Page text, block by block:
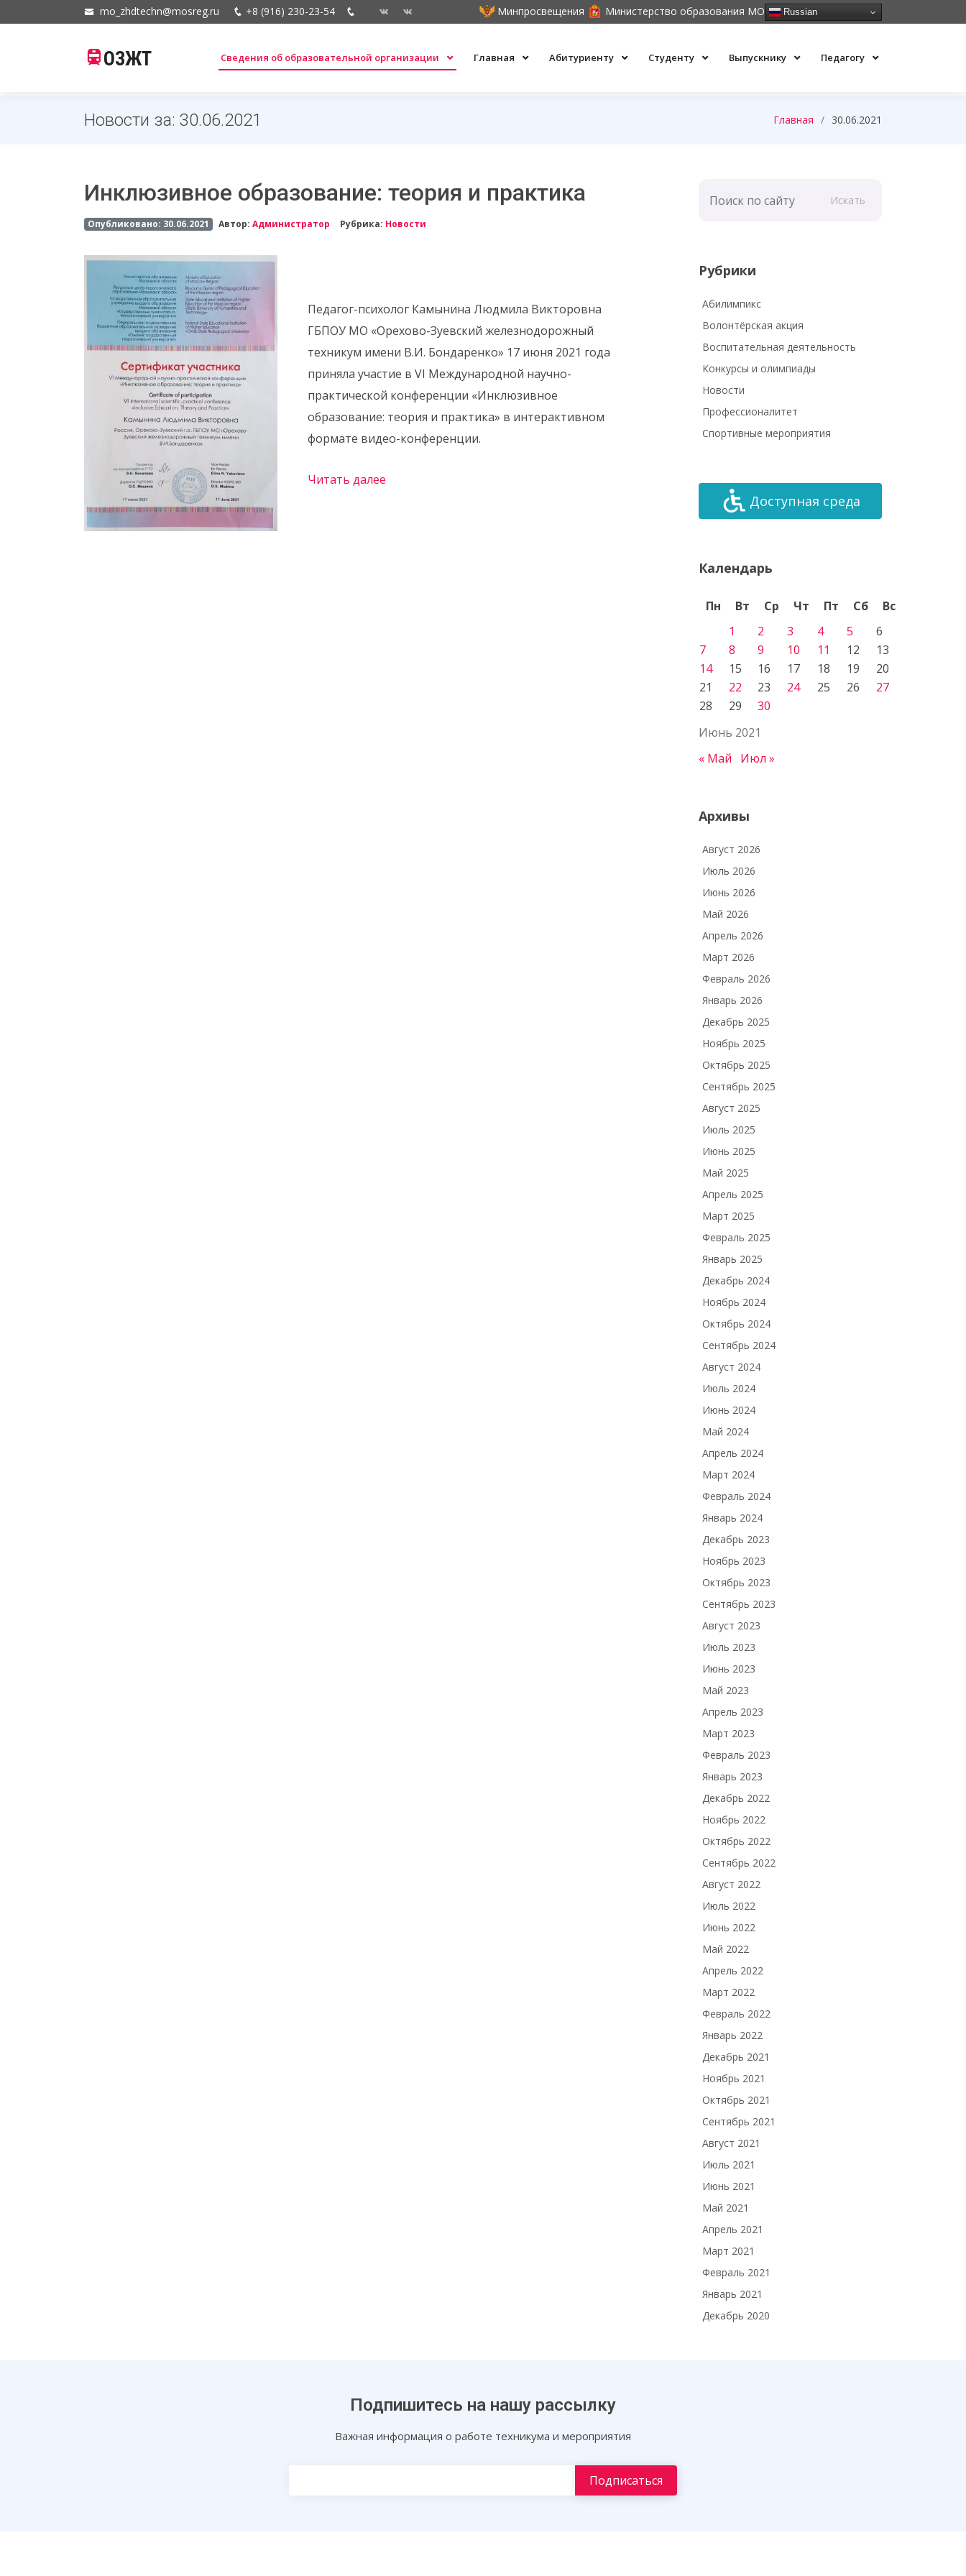
mo_zhdtechn@mosreg.ru +8 (916) 230-23-54 Минпросвещения Министерство образования МО Russian
ОЗЖТ Сведения об образовательной организации Главная Абитуриенту Студенту Выпускнику Педагогу
Новости за: 30.06.2021 Главная 30.06.2021
Инклюзивное образование: теория и практика
Опубликовано: 30.06.2021 Автор:Администратор Рубрика: Новости
Педагог-психолог Камынина Людмила Викторовна
ГБПОУ МО «Орехово-Зуевский железнодорожный
техникум имени В.И. Бондаренко» 17 июня 2021 года
приняла участие в VI Международной научно-
практической конференции «Инклюзивное
образование: теория и практика» в интерактивном
формате видео-конференции.
Читать далее
Искать
Рубрики
Абилимпикс
Волонтёрская акция
Воспитательная деятельность
Конкурсы и олимпиады
Новости
Профессионалитет
Спортивные мероприятия
Доступная среда
Календарь
Июнь 2021
Пн Вт Ср Чт Пт Сб
Вс
1
2 3 4 5
6
7
8 9 10 11 12
13
14
15 16 17 18 19
20
21
22 23 24 25 26
27
28
29 30
« Май Июл »
Архивы
Август 2026
Июль 2026
Июнь 2026
Май 2026
Апрель 2026
Март 2026
Февраль 2026
Январь 2026
Декабрь 2025
Ноябрь 2025
Октябрь 2025
Сентябрь 2025
Август 2025
Июль 2025
Июнь 2025
Май 2025
Апрель 2025
Март 2025
Февраль 2025
Январь 2025
Декабрь 2024
Ноябрь 2024
Октябрь 2024
Сентябрь 2024
Август 2024
Июль 2024
Июнь 2024
Май 2024
Апрель 2024
Март 2024
Февраль 2024
Январь 2024
Декабрь 2023
Ноябрь 2023
Октябрь 2023
Сентябрь 2023
Август 2023
Июль 2023
Июнь 2023
Май 2023
Апрель 2023
Март 2023
Февраль 2023
Январь 2023
Декабрь 2022
Ноябрь 2022
Октябрь 2022
Сентябрь 2022
Август 2022
Июль 2022
Июнь 2022
Май 2022
Апрель 2022
Март 2022
Февраль 2022
Январь 2022
Декабрь 2021
Ноябрь 2021
Октябрь 2021
Сентябрь 2021
Август 2021
Июль 2021
Июнь 2021
Май 2021
Апрель 2021
Март 2021
Февраль 2021
Январь 2021
Декабрь 2020
Подпишитесь на нашу рассылку
Важная информация о работе техникума и мероприятия